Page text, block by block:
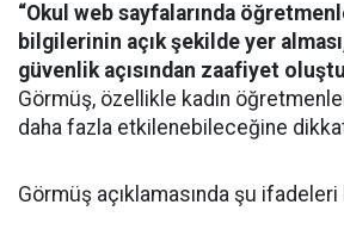
“Okul web sayfalarında
bilgilerinin açık şekilde yer
güvenlik açısından zaafiyet
Görmüş, özellikle kadın
daha fazla etkilenebileceğine
Görmüş açıklamasında şu ifadeleri